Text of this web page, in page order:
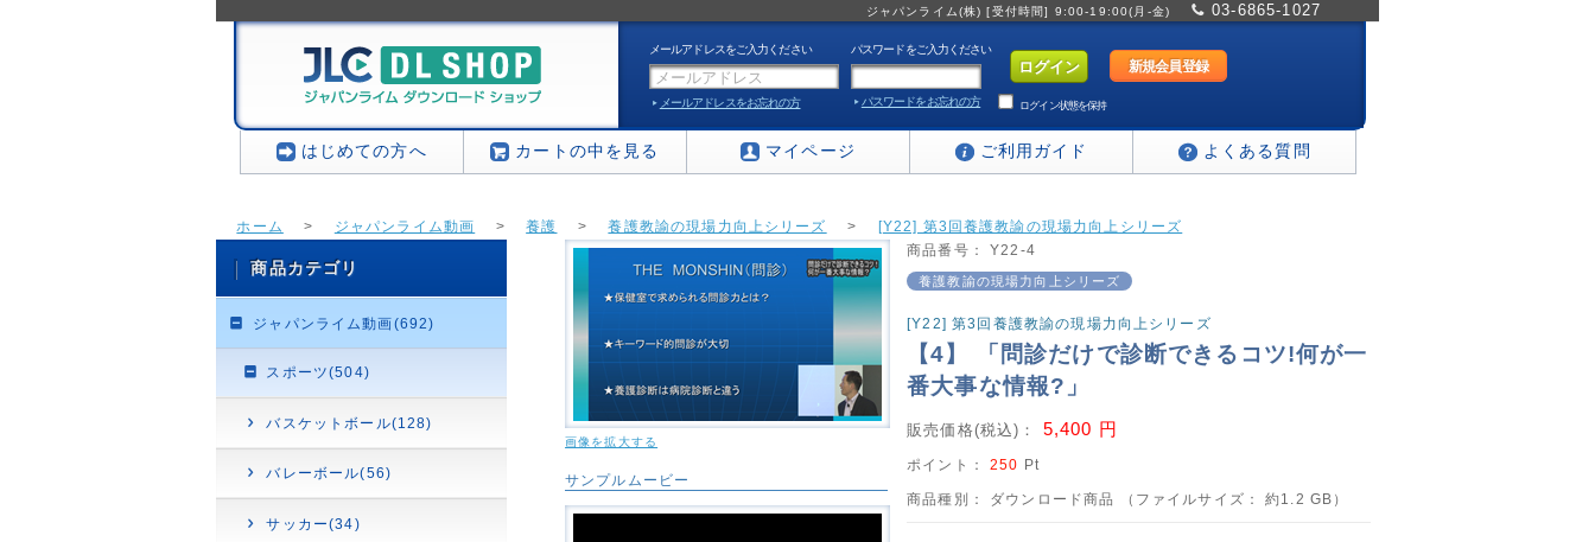
ジャパンライム(株) [受付時間] 9:00-19:00(月-金) 03-6865-1027
メールアドレスをご入力ください パスワードをご入力ください
新規会員登録
メールアドレスをお忘れの方 パスワードをお忘れの方 ログイン状態を保持
はじめての方へ カートの中を見る マイページ ご利用ガイド よくある質問
ホーム > ジャパンライム動画 > 養護 > 養護教諭の現場力向上シリーズ > [Y22] 第3回養護教諭の現場力向上シリーズ
商品カテゴリ
ジャパンライム動画(692)
スポーツ(504)
バスケットボール(128)
バレーボール(56)
サッカー(34)
画像を拡大する
サンプルムービー
商品番号： Y22-4
養護教諭の現場力向上シリーズ
[Y22] 第3回養護教諭の現場力向上シリーズ
【4】 「問診だけで診断できるコツ!何が一
番大事な情報?」
販売価格(税込)： 5,400 円
ポイント：250 Pt
商品種別： ダウンロード商品 （ファイルサイズ： 約1.2 GB）